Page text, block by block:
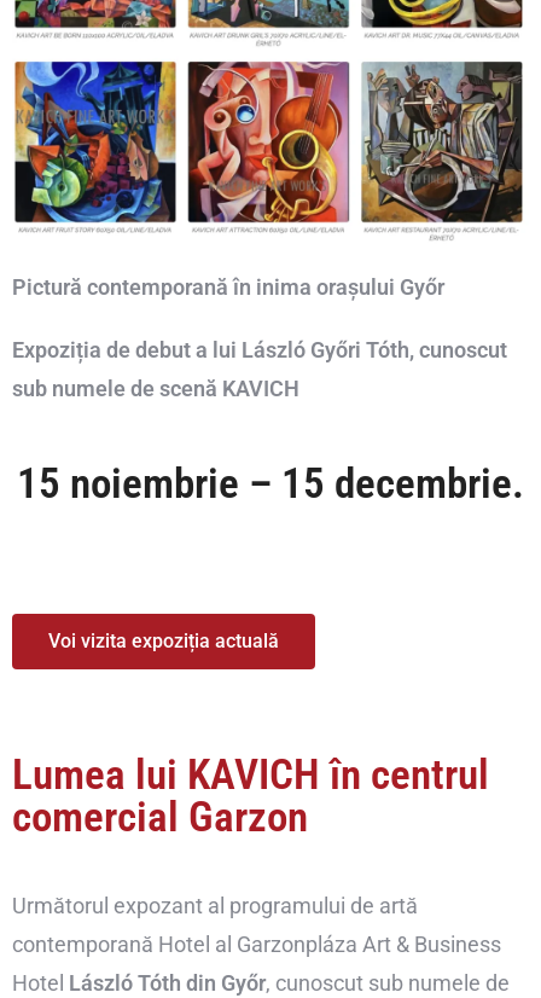
Pictură contemporană în inima orașului Győr
Expoziția de debut a lui László Győri Tóth, cunoscut
sub numele de scenă KAVICH
15 noiembrie – 15 decembrie.
Voi vizita expoziția actuală
Lumea lui KAVICH în centrul
comercial Garzon
Următorul expozant al programului de artă
contemporană Hotel al Garzonpláza Art & Business
Hotel László Tóth din Győr, cunoscut sub numele de